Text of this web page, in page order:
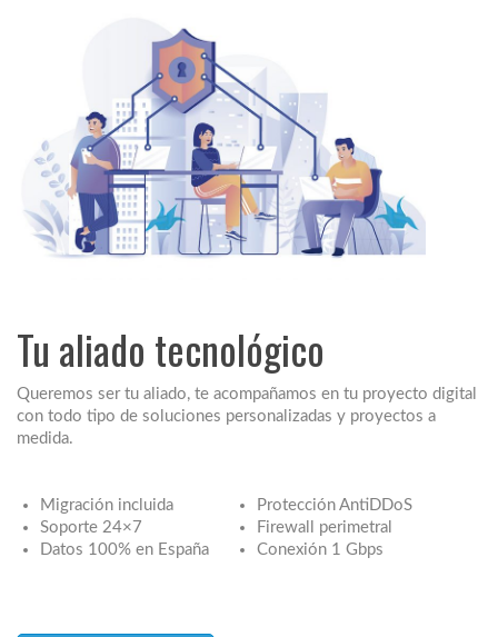
Tu aliado tecnológico
Queremos ser tu aliado, te acompañamos en tu proyecto digital
con todo tipo de soluciones personalizadas y proyectos a
medida.
Migración incluida
Soporte 24×7
Datos 100% en España
Protección AntiDDoS
Firewall perimetral
Conexión 1 Gbps